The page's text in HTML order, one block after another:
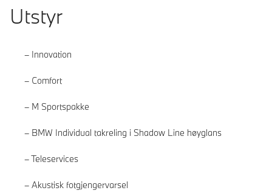
Utstyr
Innovation
Comfort
M Sportspakke
BMW Individual takreling i Shadow Line høyglans
Teleservices
Akustisk fotgjengervarsel